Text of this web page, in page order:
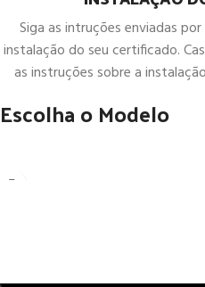
Siga as intruções enviadas
instalação do seu certificado.
as instruções sobre a
Escolha o Modelo